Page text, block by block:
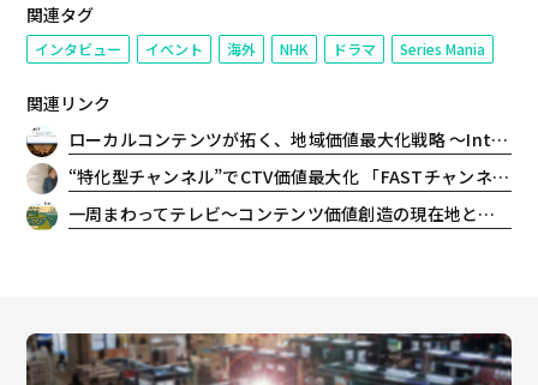
どう受け止められたのかを追う。
NHK制作統括の渡邊悟氏、同エ
関連タグ
インタビュー イベント 海外 NHK ドラマ Series Mania
関連リンク
ローカルコンテンツが拓く、地域価値最大化戦略 〜Inter BEE 2025 レポート
“特化型チャンネル”でCTV価値最大化 「FASTチャンネル」が掘り起こす視聴ニーズ
一周まわってテレビ〜コンテンツ価値創造の現在地と未来 〜Inter BEE2025レポート